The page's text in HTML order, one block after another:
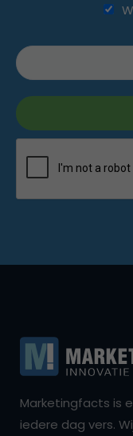
Marketingfacts is
iedere dag vers.